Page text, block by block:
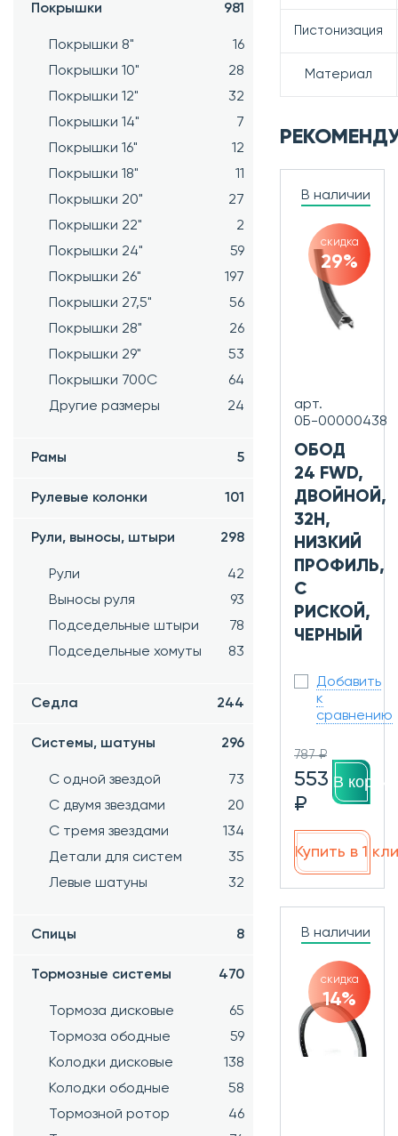
Покрышки 981
Покрышки 8"
16
Покрышки 10"
28
Покрышки 12"
32
Покрышки 14"
7
Покрышки 16"
12
Покрышки 18"
11
Покрышки 20"
27
Покрышки 22"
2
Покрышки 24"
59
Покрышки 26"
197
Покрышки 27,5"
56
Покрышки 28"
26
Покрышки 29"
53
Покрышки 700C
64
Другие размеры
24
Рамы 5
Рулевые колонки 101
Рули, выносы, штыри 298
Рули
42
Выносы руля
93
Подседельные штыри
78
Подседельные хомуты
83
Седла 244
Системы, шатуны 296
С одной звездой
73
С двумя звездами
20
С тремя звездами
134
Детали для систем
35
Левые шатуны
32
Спицы 8
Тормозные системы 470
Тормоза дисковые
65
Тормоза ободные
59
Колодки дисковые
138
Колодки ободные
58
Тормозной ротор
46
Пистонизация
Материал
В наличии
скидка
29%
арт.
0Б-00000438
ОБОД
24 FWD,
ДВОЙНОЙ,
32H,
НИЗКИЙ
ПРОФИЛЬ,
С
РИСКОЙ,
ЧЕРНЫЙ
Добавить
к
сравнению
787 ₽
553
₽
В
Купить в 1
В наличии
скидка
14%